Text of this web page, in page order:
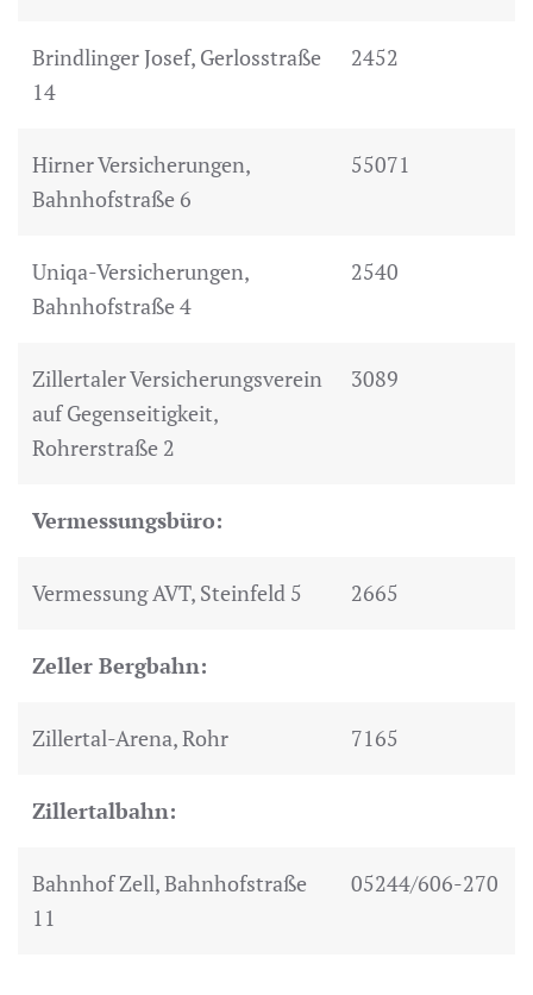
Brindlinger Josef, Gerlosstraße
14
2452
Hirner Versicherungen,
Bahnhofstraße 6
55071
Uniqa-Versicherungen,
Bahnhofstraße 4
2540
Zillertaler Versicherungsverein
auf Gegenseitigkeit,
Rohrerstraße 2
3089
Vermessungsbüro:
Vermessung AVT, Steinfeld 5 2665
Zeller Bergbahn:
Zillertal-Arena, Rohr 7165
Zillertalbahn:
Bahnhof Zell, Bahnhofstraße
11
05244/606-270